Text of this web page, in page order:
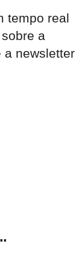
tempo real
a
a newsletter